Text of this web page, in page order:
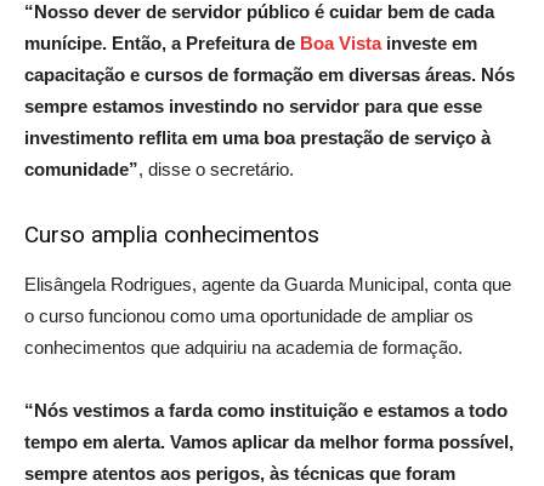
“Nosso dever de servidor público é cuidar bem de cada
munícipe. Então, a Prefeitura de Boa Vistainveste em
capacitação e cursos de formação em diversas áreas. Nós
sempre estamos investindo no servidor para que esse
investimento reflita em uma boa prestação de serviço à
comunidade”, disse o secretário.
Curso amplia conhecimentos
Elisângela Rodrigues, agente da Guarda Municipal, conta que
o curso funcionou como uma oportunidade de ampliar os
conhecimentos que adquiriu na academia de formação.
“Nós vestimos a farda como instituição e estamos a todo
tempo em alerta. Vamos aplicar da melhor forma possível,
sempre atentos aos perigos, às técnicas que foram